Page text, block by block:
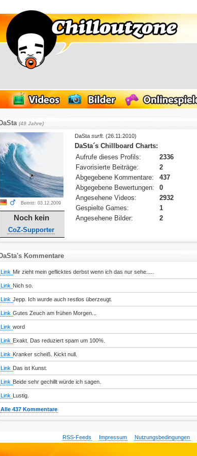
DaSta (49 Jahre)
Beitritt: 03.12.2009
Noch kein
CoZ-Supporter
DaSta surft. (26.11.2010)
DaSta´s Chillboard Charts:
Aufrufe dieses Profils:
2336
Favorisierte Beiträge:
2
Abgegebene Kommentare:
437
Abgegebene Bewertungen:
0
Angesehene Videos:
2932
Gespielte Games:
1
Angesehene Bilder:
2
DaSta's Kommentare
Link Mir zieht mein geflicktes derbst wenn ich das nur sehe.....
Link Nich so.
Link Jepp. Ich wurde auch restlos überzeugt.
Link Gutes Zeuch am frühen Morgen...
Link word
Link Exakt. Das reduziert spam um 100%.
Link Kranker scheiß. Kickt null.
Link Das ist Kunst.
Link Beide sehr gechillt würde ich sagen.
Link Lustig.
Alle 437 Kommentare
RSS-Feeds Impressum Nutzungsbedingungen